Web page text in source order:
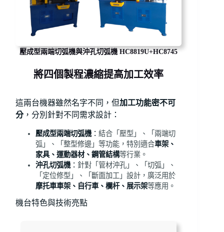
壓成型兩端切弧機與沖孔切弧機 HC8819U+HC8745
將四個製程濃縮提高加工效率
這兩台機器雖然名字不同，但加工功能密不可
分，分別針對不同需求設計：
壓成型兩端切弧機： 結合「壓型」、「兩端切
弧」、「整型修邊」等功能，特別適合車架、
家具、運動器材、鋼管結構等行業。
沖孔切弧機： 針對「管材沖孔」、「切弧」、
「定位修型」、「斷面加工」設計，廣泛用於
摩托車車架、自行車、欄杆、展示架等應用。
機台特色與技術亮點